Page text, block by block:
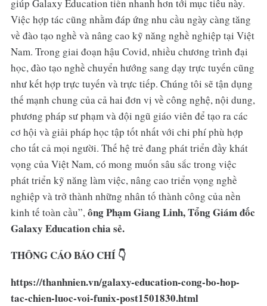
giúp Galaxy Education tiến nhanh hơn tới mục tiêu này.
Việc hợp tác cũng nhằm đáp ứng nhu cầu ngày càng tăng
về đào tạo nghề và nâng cao kỹ năng nghề nghiệp tại Việt
Nam. Trong giai đoạn hậu Covid, nhiều chương trình đại
học, đào tạo nghề chuyển hướng sang dạy trực tuyến cũng
như kết hợp trực tuyến và trực tiếp. Chúng tôi sẽ tận dụng
thế mạnh chung của cả hai đơn vị về công nghệ, nội dung,
phương pháp sư phạm và đội ngũ giáo viên để tạo ra các
cơ hội và giải pháp học tập tốt nhất với chi phí phù hợp
cho tất cả mọi người. Thế hệ trẻ đang phát triển đầy khát
vọng của Việt Nam, có mong muốn sâu sắc trong việc
phát triển kỹ năng làm việc, nâng cao triển vọng nghề
nghiệp và trở thành những nhân tố thành công của nền
kinh tế toàn cầu”,ông Phạm Giang Linh, Tổng Giám đốc
Galaxy Education chia sẻ.
THÔNG CÁO BÁO CHÍ 👇
https://thanhnien.vn/galaxy-education-cong-bo-hop-
tac-chien-luoc-voi-funix-post1501830.html